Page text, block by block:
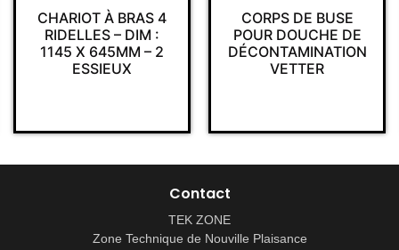
À BRAS 4
– DIM :
– 2
CORPS DE BUSE
POUR DOUCHE DE
DÉCONTAMINATION
Contact
TEK ZONE
Zone Technique de Nouville Plaisance